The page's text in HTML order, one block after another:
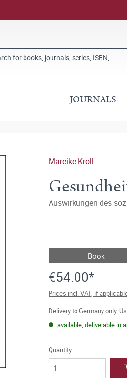
JOURNALS
Mareike Kroll
Auswirkungen des
Book
€54.00*
Prices incl. VAT, if
Delivery to Germany only.
available, deliverable in
Quantity: